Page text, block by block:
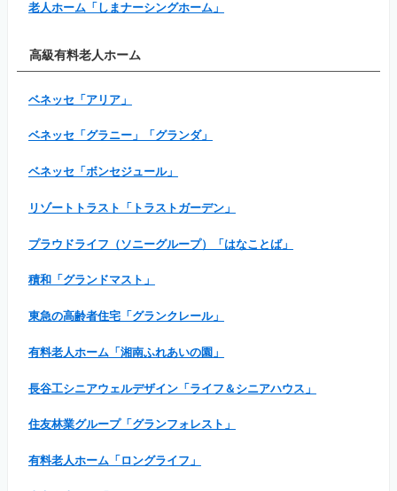
老人ホーム「しまナーシングホーム」
高級有料老人ホーム
ベネッセ「アリア」
ベネッセ「グラニー」「グランダ」
ベネッセ「ボンセジュール」
リゾートトラスト「トラストガーデン」
プラウドライフ（ソニーグループ）「はなことば」
積和「グランドマスト」
東急の高齢者住宅「グランクレール」
有料老人ホーム「湘南ふれあいの園」
長谷工シニアウェルデザイン「ライフ＆シニアハウス」
住友林業グループ「グランフォレスト」
有料老人ホーム「ロングライフ」